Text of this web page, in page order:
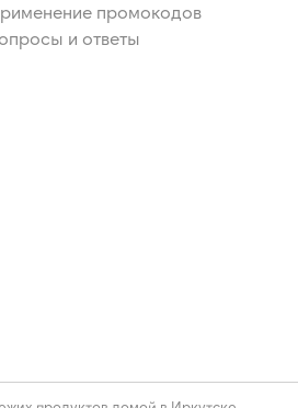
промокодов
и ответы